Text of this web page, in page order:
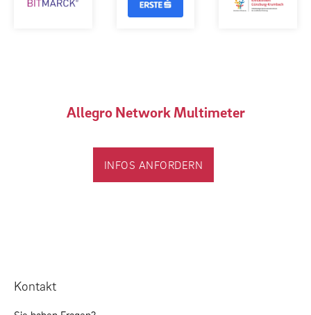
Allegro Network Multimeter
INFOS ANFORDERN
Kontakt